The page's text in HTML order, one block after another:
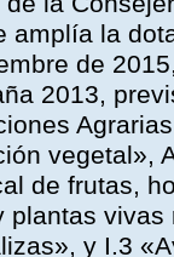
amplía la
de
2013,
vegetal»,
de frutas,
plantas
y I.3